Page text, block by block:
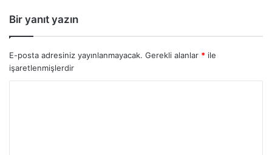
Bir yanıt yazın
E-posta adresiniz yayınlanmayacak. Gerekli alanlar * ile
işaretlenmişlerdir